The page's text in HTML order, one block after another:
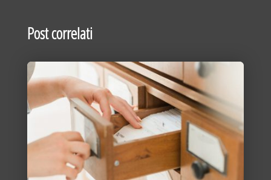
Post correlati